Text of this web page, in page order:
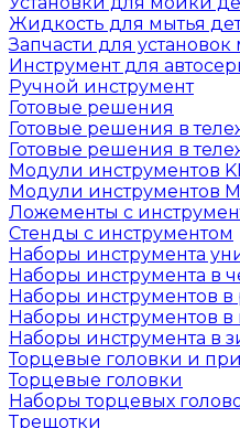
Жидкость для мытья
Запчасти для
Инструмент для
Ручной инструмент
Готовые решения
Готовые решения в
Готовые решения в
Модули инструментов
Модули инструментов
Ложементы с
Стенды с инструментом
Наборы инструмента
Наборы инструмента в
Наборы инструментов
Наборы инструментов
Наборы инструмента в
Торцевые головки и
Торцевые головки
Наборы торцевых
Трещотки